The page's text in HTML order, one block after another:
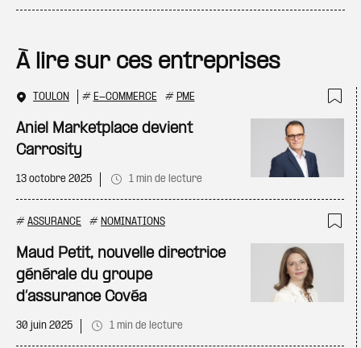
À lire sur ces entreprises
TOULON # E-COMMERCE # PME
Aniel Marketplace devient
Carrosity
13 octobre 2025 1 min de lecture
# ASSURANCE # NOMINATIONS
Maud Petit, nouvelle directrice
générale du groupe
d’assurance Covéa
30 juin 2025 1 min de lecture